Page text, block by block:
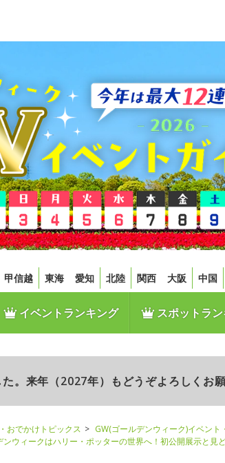
甲信越 東海 愛知 北陸 関西 大阪 中国
イベントランキング スポットラン
。来年（2027年）もどうぞよろしくお願
おでかけトピックス
GW(ゴールデンウィーク)イベント
ウィークはハリー・ポッターの世界へ！初公開展示と見